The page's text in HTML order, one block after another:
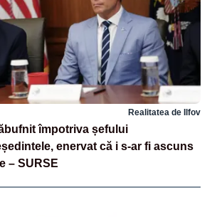
Realitatea de Ilfov
împotriva șefului
enervat că i s-ar fi ascuns
– SURSE